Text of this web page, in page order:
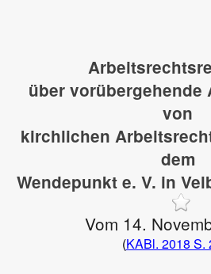
über vorübergehende
von
kirchlichen
dem
Wendepunkt e. V. in
Vom 14.
(KABl. 2018 S.